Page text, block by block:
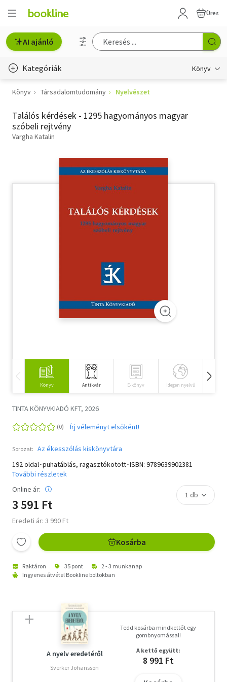
Üres
AI ajánló
Kategóriák Könyv
Életmód, egészség
Erotika
Gyermek- és ifjúsági
Hobbi, szabadidő
Természettudomány
Könyv Társadalomtudomány Nyelvészet
Találós kérdések - 1295 hagyományos magyar
szóbeli rejtvény
Vargha Katalin
Könyv Antikvár E-könyv Idegen nyelvű
TINTA KÖNYVKIADÓ KFT, 2026
Írj véleményt elsőként!
Sorozat: Az ékesszólás kiskönyvtára
192 oldal･puhatáblás, ragasztókötött･ISBN: 9789639902381
További részletek
Online ár:
3 591 Ft
Eredeti ár: 3 990 Ft
Kosárba
Raktáron 35 pont
2 - 3 munkanap
Ingyenes átvétel Bookline boltokban
A nyelv eredetéről
Sverker Johansson
Tedd kosárba mindkettőt egy
gombnyomással!
A kettő együtt:
8 991 Ft